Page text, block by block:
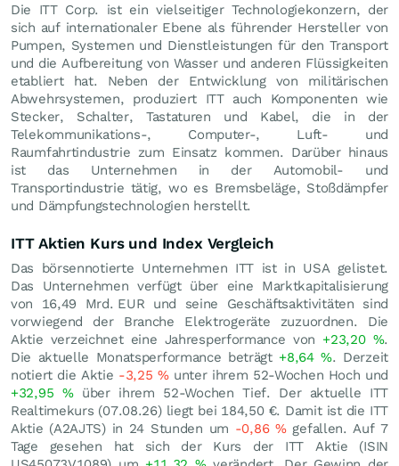
Die ITT Corp. ist ein vielseitiger Technologiekonzern, der
sich auf internationaler Ebene als führender Hersteller von
Pumpen, Systemen und Dienstleistungen für den Transport
und die Aufbereitung von Wasser und anderen Flüssigkeiten
etabliert hat. Neben der Entwicklung von militärischen
Abwehrsystemen, produziert ITT auch Komponenten wie
Stecker, Schalter, Tastaturen und Kabel, die in der
Telekommunikations-, Computer-, Luft- und
Raumfahrtindustrie zum Einsatz kommen. Darüber hinaus
ist das Unternehmen in der Automobil- und
Transportindustrie tätig, wo es Bremsbeläge, Stoßdämpfer
und Dämpfungstechnologien herstellt.
ITT Aktien Kurs und Index Vergleich
Das börsennotierte Unternehmen ITT ist in USA gelistet.
Das Unternehmen verfügt über eine Marktkapitalisierung
von 16,49 Mrd. EUR und seine Geschäftsaktivitäten sind
vorwiegend der Branche Elektrogeräte zuzuordnen. Die
Aktie verzeichnet eine Jahresperformance von +23,20 %.
Die aktuelle Monatsperformance beträgt +8,64%. Derzeit
notiert die Aktie -3,25 %unter ihrem 52-Wochen Hoch und
+32,95 %über ihrem 52-Wochen Tief. Der aktuelle ITT
Realtimekurs (07.08.26) liegt bei 184,50 €. Damit ist die ITT
Aktie (A2AJTS) in 24 Stunden um -0,86 %gefallen. Auf 7
Tage gesehen hat sich der Kurs der ITT Aktie (ISIN